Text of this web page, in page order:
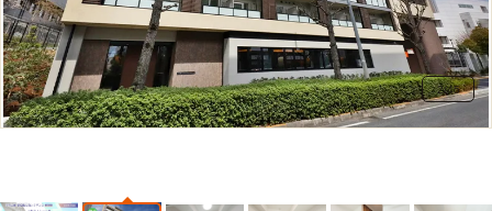
2/45